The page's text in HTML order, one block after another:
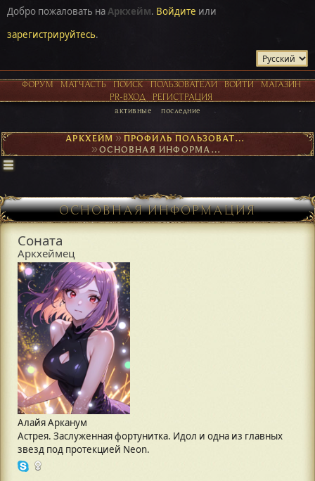
Добро пожаловать наАркхейм. Войдите или
зарегистрируйтесь.
ФОРУМ МАТЧАСТЬ ПОИСК ПОЛЬЗОВАТЕЛИ ВОЙТИ
МАГАЗИН
PR-ВХОД
РЕГИСТРАЦИЯ
активные последние
АРКХЕЙМ► ПРОФИЛЬ ПОЛЬЗОВАТЕЛЯ СОНАТА
► ОСНОВНАЯ ИНФОРМАЦИЯ
ОСНОВНАЯ ИНФОРМАЦИЯ
Соната
Аркхеймец
Алайя Арканум
Астрея. Заслуженная фортунитка. Идол и одна из главных
звезд под протекцией Neon.